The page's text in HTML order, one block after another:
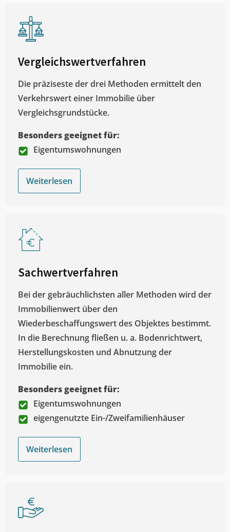
Vergleichswertverfahren
Die präziseste der drei Methoden ermittelt den
Verkehrswert einer Immobilie über
Vergleichsgrundstücke.
Besonders geeignet für:
Eigentumswohnungen
Weiterlesen
Sachwertverfahren
Bei der gebräuchlichsten aller Methoden wird der
Immobilienwert über den
Wiederbeschaffungswert des Objektes bestimmt.
In die Berechnung fließen u. a. Bodenrichtwert,
Herstellungskosten und Abnutzung der
Immobilie ein.
Besonders geeignet für:
Eigentumswohnungen
eigengenutzte Ein-/Zweifamilienhäuser
Weiterlesen